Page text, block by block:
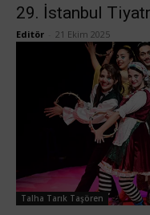
29. İstanbul
Editör 21 Ekim 2025
Talha Tarık Taşören